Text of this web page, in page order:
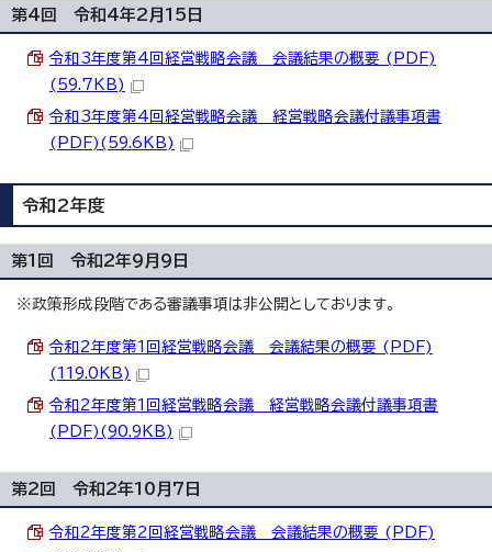
第4回 令和4年2月15日
令和3年度第4回経営戦略会議 会議結果の概要 (PDF)
(59.7KB)
令和3年度第4回経営戦略会議 経営戦略会議付議事項書
(PDF)(59.6KB)
令和2年度
第1回 令和2年9月9日
※政策形成段階である審議事項は非公開としております。
令和2年度第1回経営戦略会議 会議結果の概要 (PDF)
(119.0KB)
令和2年度第1回経営戦略会議 経営戦略会議付議事項書
(PDF)(90.9KB)
第2回 令和2年10月7日
令和2年度第2回経営戦略会議 会議結果の概要 (PDF)